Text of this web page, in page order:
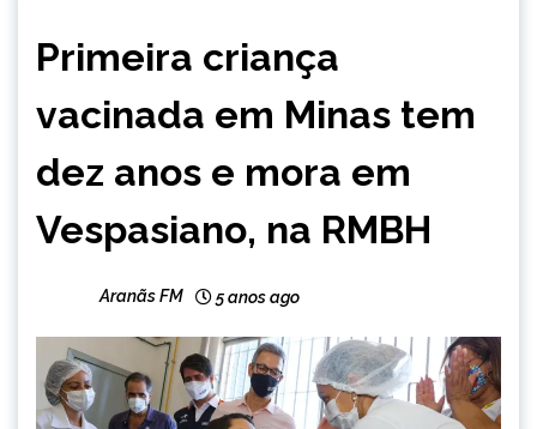
GERAIS
Primeira criança
vacinada em Minas tem
dez anos e mora em
Vespasiano, na RMBH
Aranãs FM 5 anos ago